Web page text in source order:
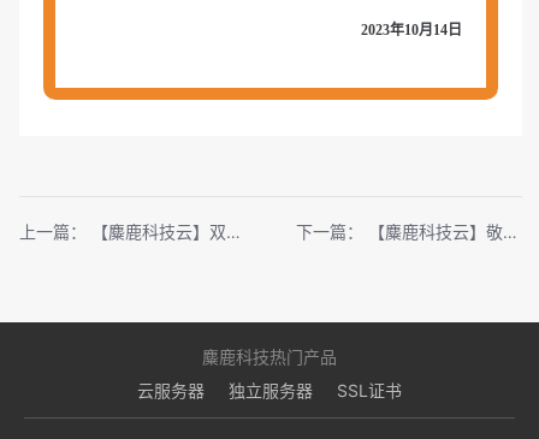
2023年10月14日
上一篇： 【麋鹿科技云】双十一活动系统合集 下一篇： 【麋鹿科技云】敬告各用户
麋鹿科技热门产品
云服务器
独立服务器 SSL证书